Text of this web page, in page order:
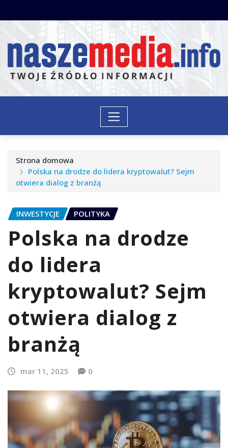
do
Strona domowa
Polska na drodze do lidera kryptowalut? Sejm
otwiera dialog z branżą
INWESTYCJE POLITYKA
Polska na drodze
do lidera
kryptowalut? Sejm
otwiera dialog z
branżą
mar 11, 2025 0